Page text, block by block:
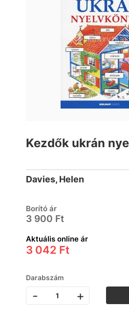
Kezdők ukrán
Davies, Helen
Borító ár
3 900 Ft
Aktuális online ár
3 042 Ft
Darabszám
- +